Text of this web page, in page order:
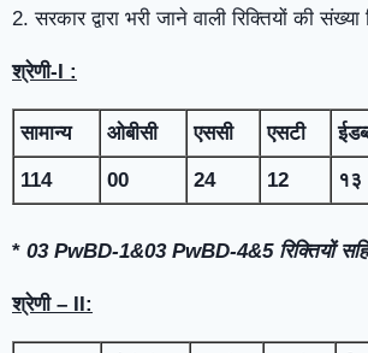
2. सरकार द्वारा भरी जाने वाली रिक्तियों की संख्या
श्रेणी-I :
सामान्य ओबीसी एससी एसटी
114 00 24 12 १३
* 03 PwBD-1&03 PwBD-4&5 रिक्तियों
श्रेणी – II: